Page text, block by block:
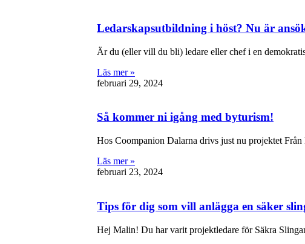
Ledarskapsutbildning i höst? Nu är
Är du (eller vill du bli) ledare eller chef i en
Läs mer »
februari 29, 2024
Så kommer ni igång med byturism!
Hos Coompanion Dalarna drivs just nu projektet
Läs mer »
februari 23, 2024
Tips för dig som vill anlägga en säker
Hej Malin! Du har varit projektledare för Säkra